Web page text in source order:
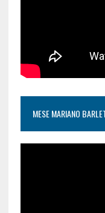
MESE MARIANO